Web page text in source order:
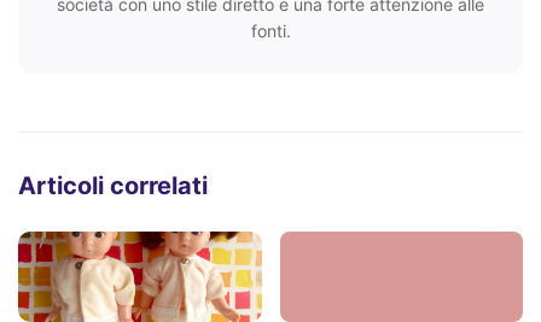
società con uno stile diretto e una forte attenzione alle
fonti.
Articoli correlati